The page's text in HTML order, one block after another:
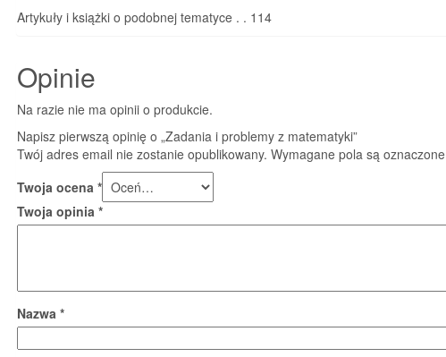
Artykuły i książki o podobnej tematyce . . 114
Opinie
Na razie nie ma opinii o produkcie.
Napisz pierwszą opinię o „Zadania i problemy z matematyki”
Twój adres email nie zostanie opublikowany. Wymagane pola są oznaczone
Twoja ocena *
Twoja opinia *
Nazwa *